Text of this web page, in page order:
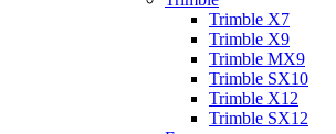
Trimble X7
Trimble X9
Trimble MX9
Trimble SX10
Trimble X12
Trimble SX12